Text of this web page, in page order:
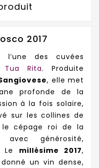
2017
des cuvées
Tua Rita. Produite
, elle met
profonde de la
à la fois solaire,
sur les collines de
cépage roi de la
avec générosité,
Le millésime 2017,
un vin dense,